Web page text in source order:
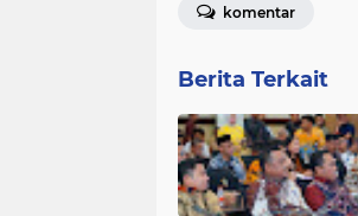
komentar
Berita Terkait